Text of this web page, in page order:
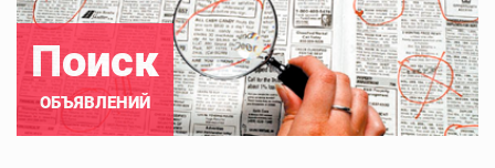
Поиск
ОБЪЯВЛЕНИЙ